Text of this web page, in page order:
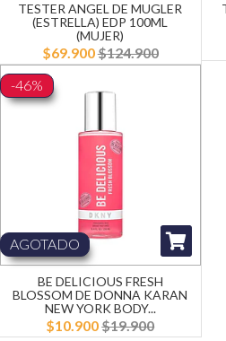
TESTER ANGEL DE MUGLER
(ESTRELLA) EDP 100ML
(MUJER)
$69.900$124.900
-46%
AGOTADO
BE DELICIOUS FRESH
BLOSSOM DE DONNA KARAN
NEW YORK BODY...
$10.900$19.900